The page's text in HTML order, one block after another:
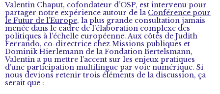
Valentin Chaput, cofondateur d’OSP, est intervenu pour
partager notre expérience autour de la Conférence pour
le Futur de l’Europe, la plus grande consultation jamais
menée dans le cadre de l’élaboration complexe des
politiques à l’échelle européenne. Aux côtés de Judith
Ferrando, co-directrice chez Missions publiques et
Dominik Hierlemann de la Fondation Bertelsmann,
Valentin a pu mettre l’accent sur les enjeux pratiques
d’une participation multilingue par voie numérique. Si
nous devions retenir trois éléments de la discussion, ça
serait que :